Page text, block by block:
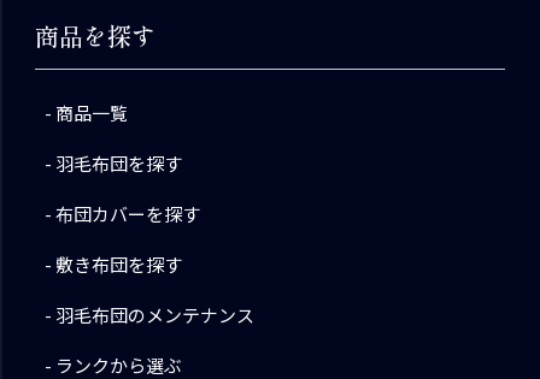
商品を探す
商品一覧
羽毛布団を探す
布団カバーを探す
敷き布団を探す
羽毛布団のメンテナンス
ランクから選ぶ